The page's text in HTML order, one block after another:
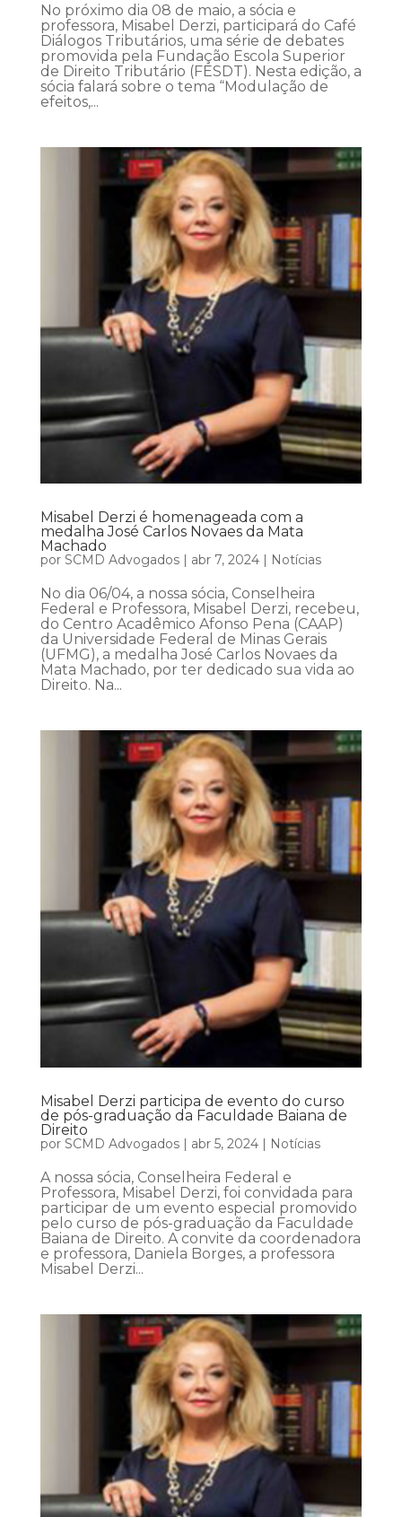
No próximo dia 08 de maio, a sócia e
professora, Misabel Derzi, participará do Café
Diálogos Tributários, uma série de debates
promovida pela Fundação Escola Superior
de Direito Tributário (FESDT). Nesta edição, a
sócia falará sobre o tema “Modulação de
efeitos,...
Misabel Derzi é homenageada com a
medalha José Carlos Novaes da Mata
Machado
por SCMD Advogados| abr 7, 2024| Notícias
No dia 06/04, a nossa sócia, Conselheira
Federal e Professora, Misabel Derzi, recebeu,
do Centro Acadêmico Afonso Pena (CAAP)
da Universidade Federal de Minas Gerais
(UFMG), a medalha José Carlos Novaes da
Mata Machado, por ter dedicado sua vida ao
Direito. Na...
Misabel Derzi participa de evento do curso
de pós-graduação da Faculdade Baiana de
Direito
por SCMD Advogados| abr 5, 2024| Notícias
A nossa sócia, Conselheira Federal e
Professora, Misabel Derzi, foi convidada para
participar de um evento especial promovido
pelo curso de pós-graduação da Faculdade
Baiana de Direito. A convite da coordenadora
e professora, Daniela Borges, a professora
Misabel Derzi...